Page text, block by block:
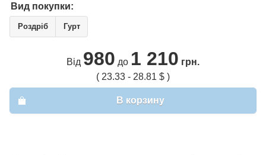
Вид покупки:
Роздріб Гурт
Від 980 до 1 210 грн.
( 23.33 - 28.81 $ )
В корзину